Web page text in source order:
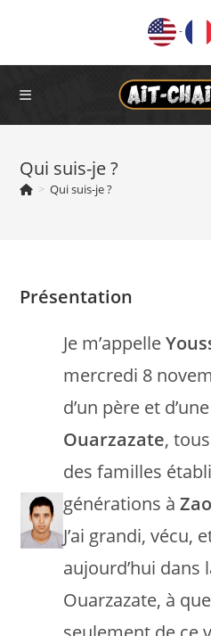
-
Qui suis-je ?
> Qui suis-je ?
Présentation
Je m’appelle
mercredi 8
d’un père et
Ouarzazate,
des familles
générations à
J’ai grandi, vécu,
aujourd’hui dans
Ouarzazate, à